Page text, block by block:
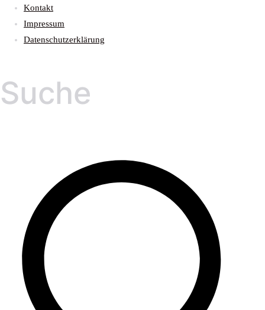
Kontakt
Impressum
Datenschutzerklärung
Suche